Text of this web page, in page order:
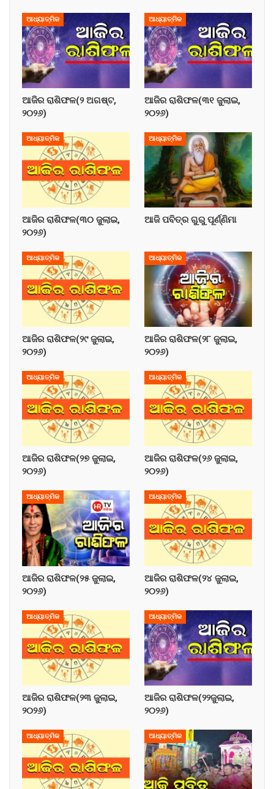
ଆଧ୍ୟାତ୍ମିକ
ଆଜିର ରାଶିଫଳ(୨ ଅଗଷ୍ଟ,
୨୦୨୬)
ଆଧ୍ୟାତ୍ମିକ
ଆଜିର ରାଶିଫଳ(୩୧ ଜୁଲାଇ,
୨୦୨୬)
ଆଧ୍ୟାତ୍ମିକ
ଆଜିର ରାଶିଫଳ(୩୦ ଜୁଲାଇ,
୨୦୨୬)
ଆଧ୍ୟାତ୍ମିକ
ଆଜି ପବିତ୍ର ଗୁରୁ ପୂର୍ଣ୍ଣିମା
ଆଧ୍ୟାତ୍ମିକ
ଆଜିର ରାଶିଫଳ(୨୯ ଜୁଲାଇ,
୨୦୨୬)
ଆଧ୍ୟାତ୍ମିକ
ଆଜିର ରାଶିଫଳ(୨୮ ଜୁଲାଇ,
୨୦୨୬)
ଆଧ୍ୟାତ୍ମିକ
ଆଜିର ରାଶିଫଳ(୨୭ ଜୁଲାଇ,
୨୦୨୬)
ଆଧ୍ୟାତ୍ମିକ
ଆଜିର ରାଶିଫଳ(୨୬ ଜୁଲାଇ,
୨୦୨୬)
ଆଧ୍ୟାତ୍ମିକ
ଆଜିର ରାଶିଫଳ(୨୫ ଜୁଲାଇ,
୨୦୨୬)
ଆଧ୍ୟାତ୍ମିକ
ଆଜିର ରାଶିଫଳ(୨୪ ଜୁଲାଇ,
୨୦୨୬)
ଆଧ୍ୟାତ୍ମିକ
ଆଜିର ରାଶିଫଳ(୨୩ ଜୁଲାଇ,
୨୦୨୬)
ଆଧ୍ୟାତ୍ମିକ
ଆଜିର ରାଶିଫଳ(୨୨ଜୁଲାଇ,
୨୦୨୬)
ଆଧ୍ୟାତ୍ମିକ ଆଧ୍ୟାତ୍ମିକ